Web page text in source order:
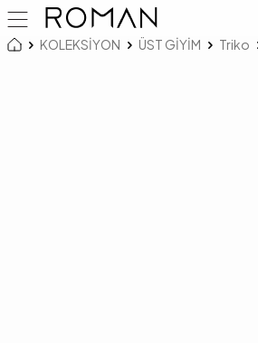
KOLEKSİYON ÜST GİYİM Triko